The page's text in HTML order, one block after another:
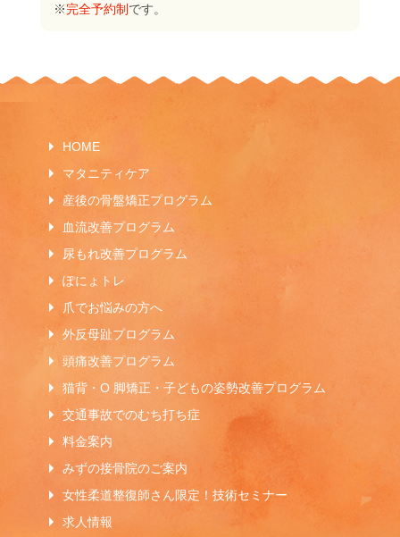
※完全予約制 です。
HOME
マタニティケア
産後の骨盤矯正プログラム
血流改善プログラム
尿もれ改善プログラム
ぽにょトレ
爪でお悩みの方へ
外反母趾プログラム
頭痛改善プログラム
猫背・O 脚矯正・子どもの姿勢改善プログラム
交通事故でのむち打ち症
料金案内
みずの接骨院のご案内
女性柔道整復師さん限定！技術セミナー
求人情報